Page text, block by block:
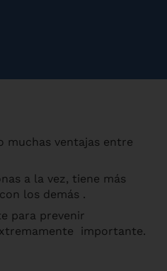
muchas ventajas entre
a la vez, tiene más
los demás .
para prevenir
importante.